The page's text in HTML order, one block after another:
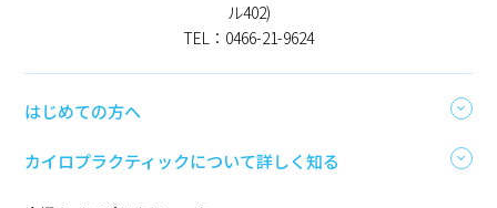
ル402)
TEL：0466-21-9624
はじめての方へ
カイロプラクティックについて詳しく知る